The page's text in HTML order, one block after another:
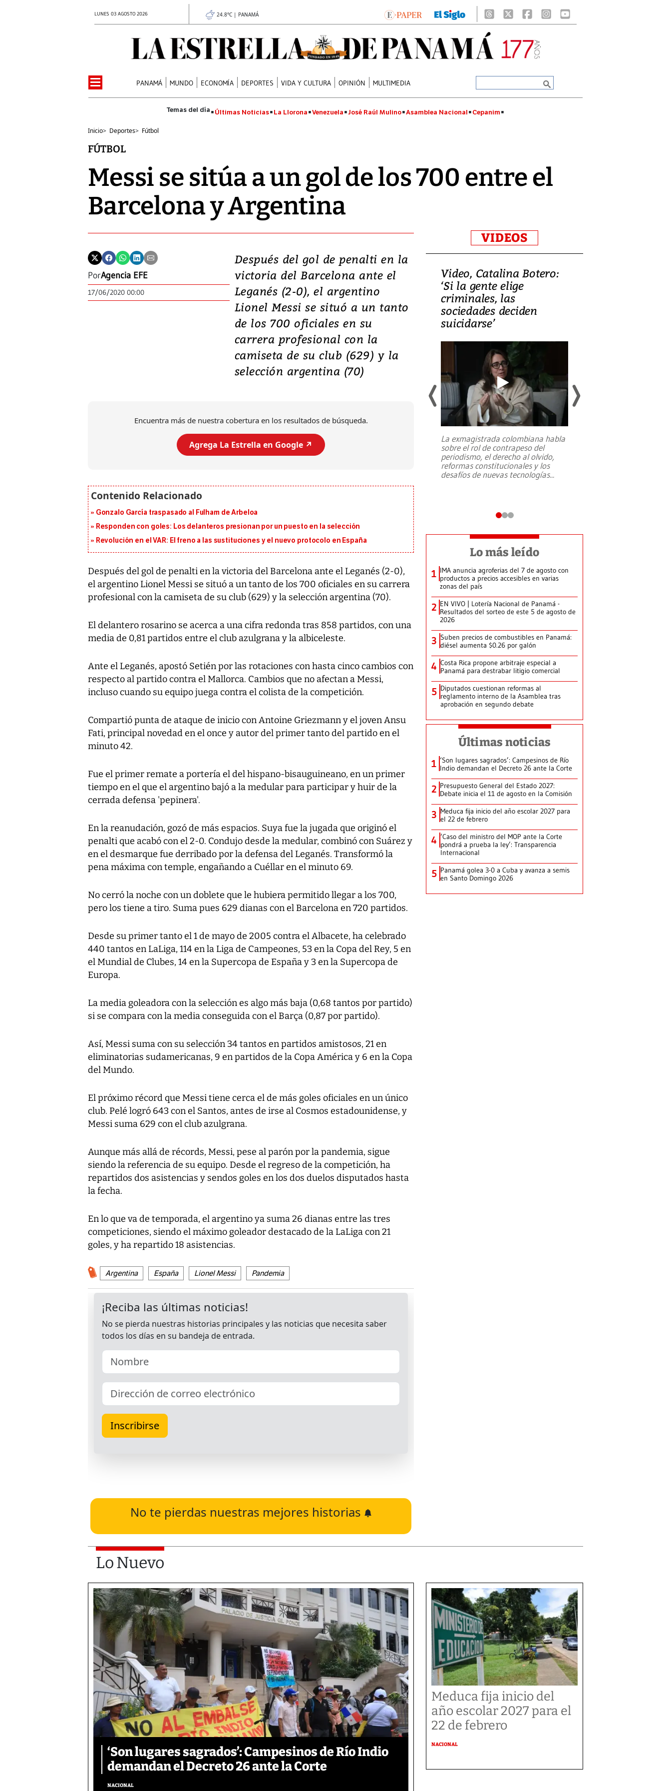
LUNES 03 AGOSTO 2026 24.8°C | PANAMÁ
PANAMÁ MUNDO ECONOMÍA DEPORTES VIDA Y CULTURA OPINIÓN MULTIMEDIA
Últimas Noticias La Llorona Venezuela José Raúl Mulino Asamblea Nacional Cepanim
Inicio> Deportes> Fútbol
FÚTBOL
Messi se sitúa a un gol de los 700 entre el
Barcelona y Argentina
PorAgencia EFE
17/06/2020 00:00
Después del gol de penalti en la
victoria del Barcelona ante el
Leganés (2-0), el argentino
Lionel Messi se situó a un tanto
de los 700 oficiales en su
carrera profesional con la
camiseta de su club (629) y la
selección argentina (70)
Encuentra más de nuestra cobertura en los resultados de búsqueda.
Agrega La Estrella en Google ↗️
Gonzalo García traspasado al Fulham de Arbeloa
Responden con goles: Los delanteros presionan por un puesto en la selección
Revolución en el VAR: El freno a las sustituciones y el nuevo protocolo en España
Después del gol de penalti en la victoria del Barcelona ante el Leganés (2-0),
el argentino Lionel Messi se situó a un tanto de los 700 oficiales en su carrera
profesional con la camiseta de su club (629) y la selección argentina (70).
El delantero rosarino se acerca a una cifra redonda tras 858 partidos, con una
media de 0,81 partidos entre el club azulgrana y la albiceleste.
Ante el Leganés, apostó Setién por las rotaciones con hasta cinco cambios con
respecto al partido contra el Mallorca. Cambios que no afectan a Messi,
incluso cuando su equipo juega contra el colista de la competición.
Compartió punta de ataque de inicio con Antoine Griezmann y el joven Ansu
Fati, principal novedad en el once y autor del primer tanto del partido en el
minuto 42.
Fue el primer remate a portería el del hispano-bisauguineano, en un primer
tiempo en el que el argentino bajó a la medular para participar y huir de la
cerrada defensa 'pepinera'.
En la reanudación, gozó de más espacios. Suya fue la jugada que originó el
penalti que acabó con el 2-0. Condujo desde la medular, combinó con Suárez y
en el desmarque fue derribado por la defensa del Leganés. Transformó la
pena máxima con temple, engañando a Cuéllar en el minuto 69.
No cerró la noche con un doblete que le hubiera permitido llegar a los 700,
pero los tiene a tiro. Suma pues 629 dianas con el Barcelona en 720 partidos.
Desde su primer tanto el 1 de mayo de 2005 contra el Albacete, ha celebrado
440 tantos en LaLiga, 114 en la Liga de Campeones, 53 en la Copa del Rey, 5 en
el Mundial de Clubes, 14 en la Supercopa de España y 3 en la Supercopa de
Europa.
La media goleadora con la selección es algo más baja (0,68 tantos por partido)
si se compara con la media conseguida con el Barça (0,87 por partido).
Así, Messi suma con su selección 34 tantos en partidos amistosos, 21 en
eliminatorias sudamericanas, 9 en partidos de la Copa América y 6 en la Copa
del Mundo.
El próximo récord que Messi tiene cerca el de más goles oficiales en un único
club. Pelé logró 643 con el Santos, antes de irse al Cosmos estadounidense, y
Messi suma 629 con el club azulgrana.
Aunque más allá de récords, Messi, pese al parón por la pandemia, sigue
siendo la referencia de su equipo. Desde el regreso de la competición, ha
repartidos dos asistencias y sendos goles en los dos duelos disputados hasta
la fecha.
En lo que va de temporada, el argentino ya suma 26 dianas entre las tres
competiciones, siendo el máximo goleador destacado de la LaLiga con 21
goles, y ha repartido 18 asistencias.
Argentina España Lionel Messi Pandemia
No te pierdas nuestras mejores historias
VIDEOS
Video, Japón: Terremoto
deja heridos y graves
daños en Kumamoto
7,1 se registró este martes 28 de
julio en la prefectura de Kumamoto,
al sur de Japón, provocando una
emergencia de gran
Video, Catalina Botero:
‘Si la gente elige
criminales, las
sociedades deciden
suicidarse’
La exmagistrada colombiana habla
sobre el rol de contrapeso del
periodismo, el derecho al olvido,
reformas constitucionales y los
desafíos de nuevas tecnologías...
Lo más leído
1 IMA anuncia agroferias del 7 de agosto con
productos a precios accesibles en varias
zonas del país
2 EN VIVO | Lotería Nacional de Panamá -
Resultados del sorteo de este 5 de agosto de
2026
3 Suben precios de combustibles en Panamá:
diésel aumenta $0.26 por galón
4 Costa Rica propone arbitraje especial a
Panamá para destrabar litigio comercial
5 Diputados cuestionan reformas al
reglamento interno de la Asamblea tras
aprobación en segundo debate
Últimas noticias
1 ‘Son lugares sagrados’: Campesinos de Río
Indio demandan el Decreto 26 ante la Corte
2 Presupuesto General del Estado 2027:
Debate inicia el 11 de agosto en la Comisión
3 Meduca fija inicio del año escolar 2027 para
el 22 de febrero
4 ‘Caso del ministro del MOP ante la Corte
pondrá a prueba la ley’: Transparencia
Internacional
5 Panamá golea 3-0 a Cuba y avanza a semis
en Santo Domingo 2026
Lo Nuevo
‘Son lugares sagrados’: Campesinos de Río Indio
demandan el Decreto 26 ante la Corte
NACIONAL
Meduca fija inicio del
año escolar 2027 para el
22 de febrero
NACIONAL